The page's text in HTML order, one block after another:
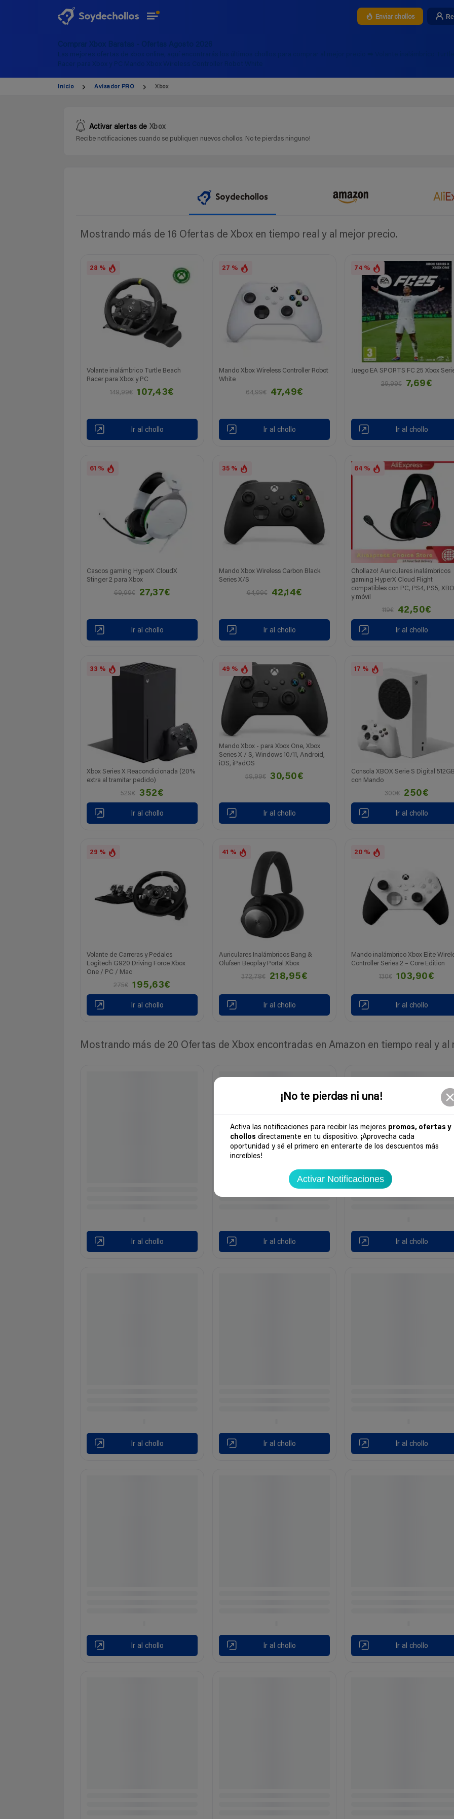
¡No te pierdas ni una!
Activa las notificaciones para recibir las mejores promos, ofertas y
chollos directamente en tu dispositivo. ¡Aprovecha cada
oportunidad y sé el primero en enterarte de los descuentos más
increíbles!
Activar Notificaciones
Enviar chollos
Comprar Xbox Baratas - Ofertas Agosto 2026
Las mejores ofertas de xbox online, aquí encontrarás los últimos chollos para comprar al mejor precio ➡️ Volante inalámbrico
Racer para Xbox y PC Mando Xbox Wireless Controller Robot White
Inicio Avisador PRO Xbox
Activar alertas de Xbox
Recibe notificaciones cuando se publiquen nuevos chollos. No te pierdas ninguno!
Mostrando más de 16 Ofertas de Xbox en tiempo real y al mejor precio.
28 %
Volante inalámbrico Turtle Beach
Racer para Xbox y PC
149,99€
107,43€
Ir al chollo
27 %
Mando Xbox Wireless Controller Robot
White
64,99€
47,49€
Ir al chollo
74 %
Juego EA SPORTS FC 25 Xbox
29,99€
7,69€
Ir al chollo
61 %
Cascos gaming HyperX CloudX
Stinger 2 para Xbox
69,99€
27,37€
Ir al chollo
35 %
Mando Xbox Wireless Carbon Black
Series X/S
64,99€
42,14€
Ir al chollo
64 %
Chollazo! Auriculares inalámbricos
gaming HyperX Cloud Flight
compatibles con PC, PS4, PS5,
y móvil
119€
42,50€
Ir al chollo
33 %
Xbox Series X Reacondicionada (20%
extra al tramitar pedido)
529€
352€
Ir al chollo
49 %
Mando Xbox - para Xbox One, Xbox
Series X / S, Windows 10/11, Android,
iOS, iPadOS
59,99€
30,50€
Ir al chollo
17 %
Consola XBOX Serie S Digital
con Mando
300€
250€
Ir al chollo
29 %
Volante de Carreras y Pedales
Logitech G920 Driving Force Xbox
One / PC / Mac
275€
195,63€
Ir al chollo
41 %
Auriculares Inalámbricos Bang &
Olufsen Beoplay Portal Xbox
372,78€
218,95€
Ir al chollo
20 %
Mando inalámbrico Xbox Elite
Controller Series 2 – Core Edition
130€
103,90€
Ir al chollo
Mostrando más de 20 Ofertas de Xbox encontradas en Amazon en tiempo real y al
Ir al chollo Ir al chollo Ir al chollo
Ir al chollo Ir al chollo Ir al chollo
Ir al chollo Ir al chollo Ir al chollo